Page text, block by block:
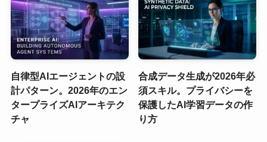
自律型AIエージェントの設
計パターン。2026年のエン
タープライズAIアーキテク
チャ
合成データ生成が2026年必
須スキル。プライバシーを
保護したAI学習データの作
り方